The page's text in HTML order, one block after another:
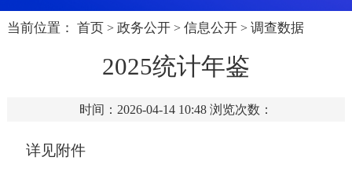
当前位置： 首页 > 政务公开 > 信息公开 > 调查数据
2025统计年鉴
时间：2026-04-14 10:48 浏览次数：
详见附件